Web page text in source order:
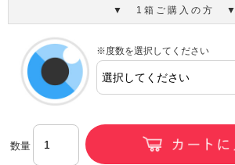
▼ 1箱ご購入の方 ▼
※度数を選択してください
数量